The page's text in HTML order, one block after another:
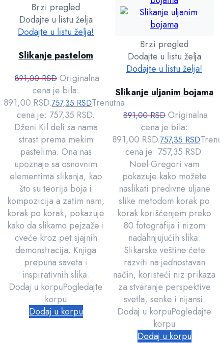
Brzi pregled
Dodajte u listu želja
Dodajte u listu želja!
Slikanje pastelom
891,00RSD Originalna
cena je bila:
891,00 RSD.757,35 RSDTrenutna
cena je: 757,35 RSD.
Dženi Kil deli sa nama
strast prema mekim
pastelima. Ona nas
upoznaje sa osnovnim
elementima slikanja, kao
što su teorija boja i
kompozicija a zatim nam,
korak po korak, pokazuje
kako da slikamo pejzaže i
cveće kroz pet sjajnih
demonstracija. Knjiga
prepuna saveta i
inspirativnih slika.
Dodaj u korpuPogledajte
korpu
Dodaj u korpu
Brzi pregled
Dodajte u listu želja
Dodajte u listu želja!
Slikanje uljanim bojama
891,00RSD Originalna
cena je bila:
891,00 RSD.757,35 RSD
cena je: 757,35 RSD.
Noel Gregori vam
pokazuje kako možete
naslikati predivne uljane
slike metodom korak po
korak korišćenjem preko
80 fotografija i nizom
nadahnjujućih slika.
Slikarske veštine ćete
razviti na jednostavan
način, koristeći niz prikaza
za stvaranje perspektive
svetla, senke i nijansi.
Dodaj u korpuPogledajte
korpu
Dodaj u korpu